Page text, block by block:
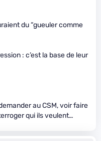
du “gueuler comme
: c’est la base de leur
au CSM, voir faire
qui ils veulent…